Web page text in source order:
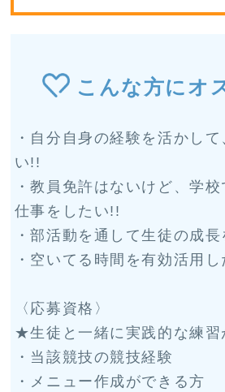
こんな方にオ
・自分自身の経験を活かし
い!!
・教員免許はないけど、学
仕事をしたい!!
・部活動を通して生徒の成
・空いてる時間を有効活用
〈応募資格〉
★生徒と一緒に実践的な練習
・当該競技の競技経験
・メニュー作成ができる方